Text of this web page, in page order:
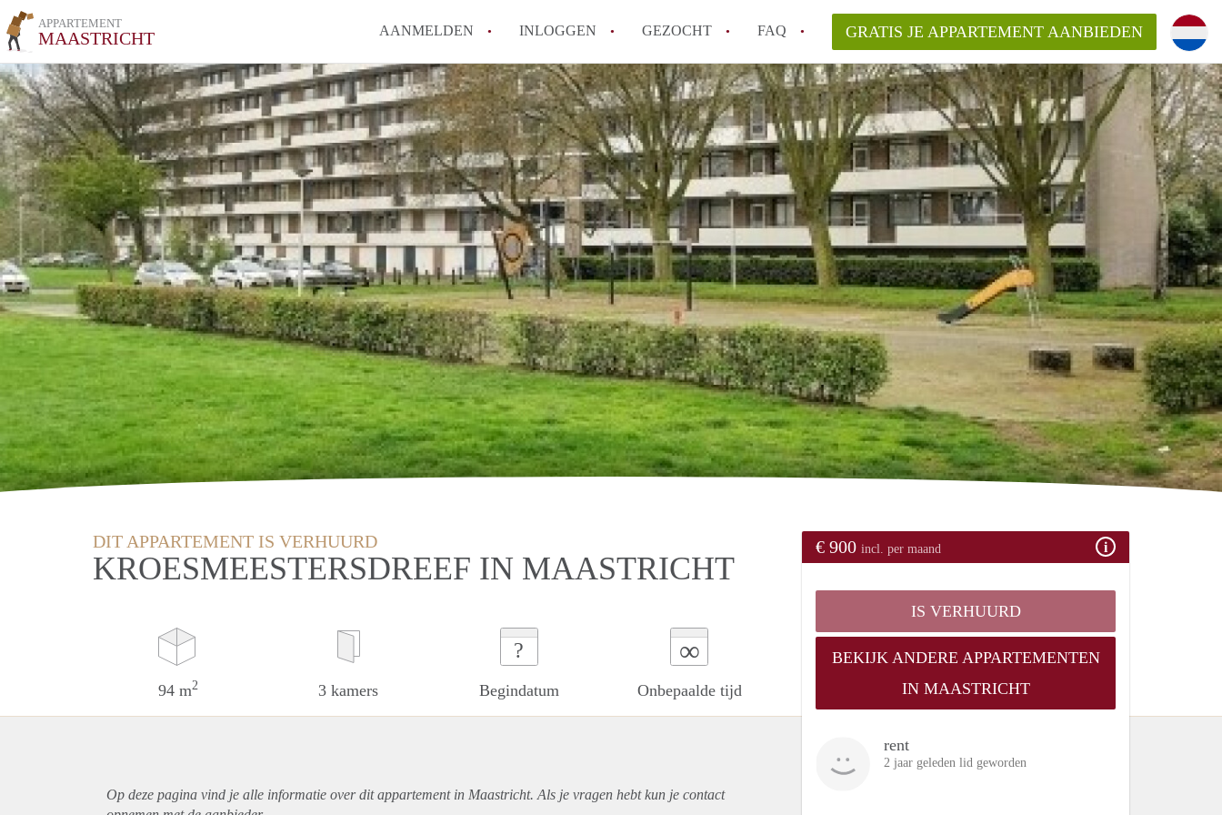
APPARTEMENT
MAASTRICHT AANMELDEN INLOGGEN GEZOCHT FAQ
How to translate AppartementMaastricht!
Wat is AppartementMaastricht?
Hoeveel kost het om te reageren op een Appartement in Maastricht?
Wat is de privacyverklaring van AppartementMaastricht?
Berekent AppartementMaastricht
makelaarsvergoeding/bemiddelingsvergoeding?
Alle veelgestelde vragen
GRATIS JE APPARTEMENT AANBIEDEN
DIT APPARTEMENT IS VERHUURD
KROESMEESTERSDREEF IN MAASTRICHT
94 m2 3 kamers
?
Begindatum
∞
Onbepaalde tijd
€ 900 incl. per maand
IS VERHUURD
BEKIJK ANDERE APPARTEMENTEN
IN MAASTRICHT
rent
2 jaar geleden lid geworden
Op deze pagina vind je alle informatie over ditappartementin Maastricht. Als je vragen hebt kun je contact